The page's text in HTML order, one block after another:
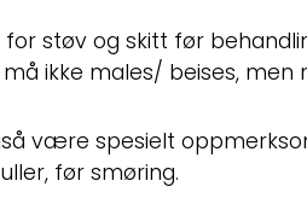
støv og skitt før
ikke males/ beises,
være spesielt
før smøring.